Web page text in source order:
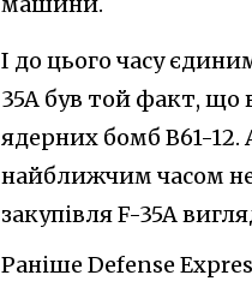
І до цього часу
35A був той факт, що
ядерних бомб B61-
найближчим часом
закупівля F-35A
Раніше Defense